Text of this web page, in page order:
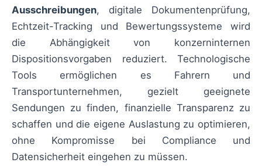
Ausschreibungen, digitale Dokumentenprüfung,
Echtzeit-Tracking und Bewertungssysteme wird
die Abhängigkeit von konzerninternen
Dispositionsvorgaben reduziert. Technologische
Tools ermöglichen es Fahrern und
Transportunternehmen, gezielt geeignete
Sendungen zu finden, finanzielle Transparenz zu
schaffen und die eigene Auslastung zu optimieren,
ohne Kompromisse bei Compliance und
Datensicherheit eingehen zu müssen.